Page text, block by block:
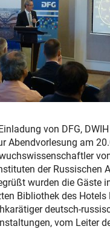
von DFG,
Abendvorlesung am
der Russischen
wurden die Gäste
Bibliothek des Hotels
deutsch-
vom Leiter